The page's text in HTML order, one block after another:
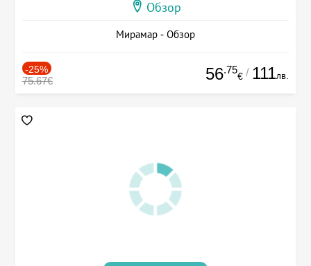
Обзор
Мирамар - Обзор
-25%
75.67€ 56.75
€ / 111лв.